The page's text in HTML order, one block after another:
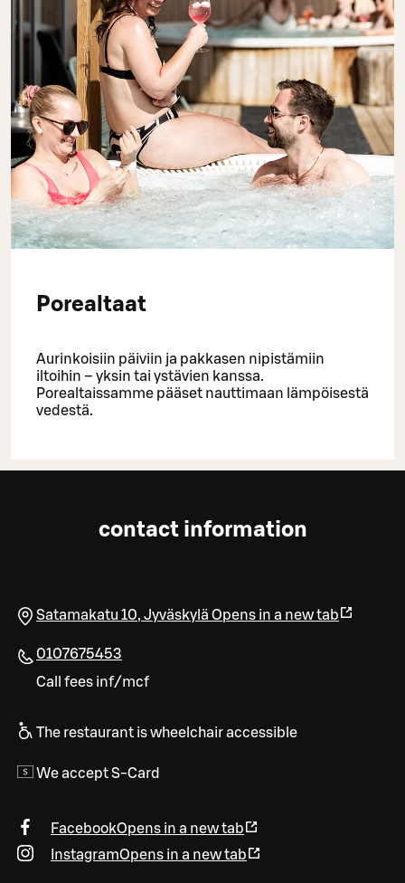
Porealtaat
Aurinkoisiin päiviin ja pakkasen nipistämiin
iltoihin – yksin tai ystävien kanssa.
Porealtaissamme pääset nauttimaan lämpöisestä
vedestä.
contact information
Satamakatu 10, Jyväskylä Opens in a new tab
0107675453
Call fees inf/mcf
The restaurant is wheelchair accessible
We accept S-Card
FacebookOpens in a new tab
InstagramOpens in a new tab